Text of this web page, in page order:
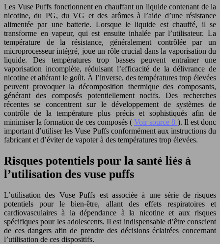
Les Vuse Puffs fonctionnent en chauffant un liquide contenant de la
nicotine, du PG, du VG et des arômes à l’aide d’une résistance
alimentée par une batterie. Lorsque le liquide est chauffé, il se
transforme en vapeur, qui est ensuite inhalée par l’utilisateur. La
température de la résistance, généralement contrôlée par un
microprocesseur intégré, joue un rôle crucial dans la vaporisation du
liquide. Des températures trop basses peuvent entraîner une
vaporisation incomplète, réduisant l’efficacité de la délivrance de
nicotine et altérant le goût. À l’inverse, des températures trop élevées
peuvent provoquer la décomposition thermique des composants,
générant des composés potentiellement nocifs. Des recherches
récentes se concentrent sur le développement de systèmes de
contrôle de la température plus précis et sophistiqués afin de
minimiser la formation de ces composés (Voir source 8 ). Il est donc
important d’utiliser les Vuse Puffs conformément aux instructions du
fabricant et d’éviter de vapoter à des températures trop élevées.
Risques potentiels pour la santé liés à
l’utilisation des vuse puffs
L’utilisation des Vuse Puffs est associée à une série de risques
potentiels pour le bien-être, allant des effets respiratoires et
cardiovasculaires à la dépendance à la nicotine et aux risques
spécifiques pour les adolescents. Il est indispensable d’être conscient
de ces dangers afin de prendre des décisions éclairées concernant
l’utilisation de ces dispositifs.